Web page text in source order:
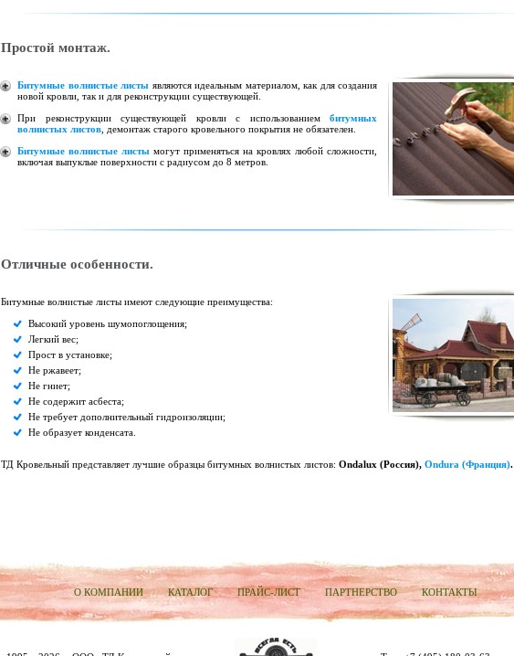
Простой монтаж.
Битумные волнистые листы являются идеальным материалом, как для создания
новой кровли, так и для реконструкции существующей.
При реконструкции существующей кровли с использованием битумных
волнистых листов , демонтаж старого кровельного покрытия не обязателен.
Битумные волнистые листы могут применяться на кровлях любой сложности,
включая выпуклые поверхности с радиусом до 8 метров.
Отличные особенности.
Битумные волнистые листы имеют следующие преимущества:
Высокий уровень шумопоглощения;
Легкий вес;
Прост в установке;
Не ржавеет;
Не гниет;
Не содержит асбеста;
Не требует дополнительный гидроизоляции;
Не образует конденсата.
ТД Кровельный представляет лучшие образцы битумных волнистых листов: Ondalux (Россия), Ondura (Франция).
О КОМПАНИИ КАТАЛОГ ПРАЙС-ЛИСТ ПАРТНЕРСТВО КОНТАКТЫ